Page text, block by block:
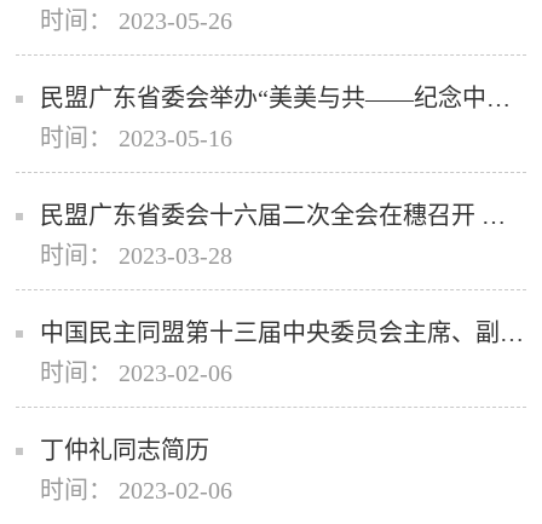
时间： 2023-05-26
民盟广东省委会举办“美美与共——纪念中共中央发布‘五一口号’75周年广东盟员美术作品暨历史文献图片展”
时间： 2023-05-16
民盟广东省委会十六届二次全会在穗召开 为推进中国式现代化的广东实践作出积极贡献
时间： 2023-03-28
中国民主同盟第十三届中央委员会主席、副主席、常务委员名单
时间： 2023-02-06
丁仲礼同志简历
时间： 2023-02-06